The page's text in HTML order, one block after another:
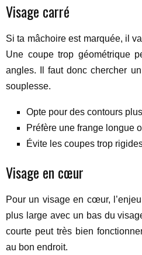
Visage carré
Si ta mâchoire est marquée, il
Une coupe trop géométrique
angles. Il faut donc chercher
souplesse.
Opte pour des contours
Préfère une frange longue
Évite les coupes trop
Visage en cœur
Pour un visage en cœur,
plus large avec un bas du
courte peut très bien
au bon endroit.